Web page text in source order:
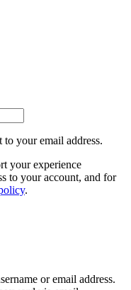
your email address.
your experience
to your account, and for
.
or email address.